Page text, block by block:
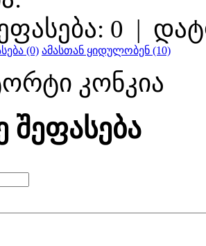
0 |
(0) ამასთან ყიდულობენ (10)
კონკია
შეფასება